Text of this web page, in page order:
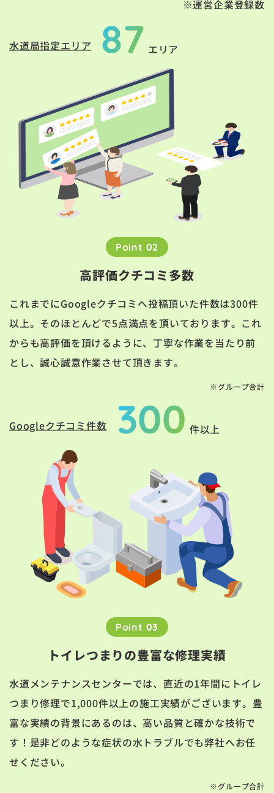
※運営企業登録数
水道局指定エリア 87 エリア
Point 02
高評価クチコミ多数
これまでにGoogleクチコミへ投稿頂いた件数は300件
以上。そのほとんどで5点満点を頂いております。これ
からも高評価を頂けるように、丁寧な作業を当たり前
とし、誠心誠意作業させて頂きます。
※グループ合計
Googleクチコミ件数 300 件以上
Point 03
トイレつまりの豊富な修理実績
水道メンテナンスセンターでは、直近の1年間にトイレ
つまり修理で1,000件以上の施工実績がございます。豊
富な実績の背景にあるのは、高い品質と確かな技術で
す！是非どのような症状の水トラブルでも弊社へお任
せください。
※グループ合計